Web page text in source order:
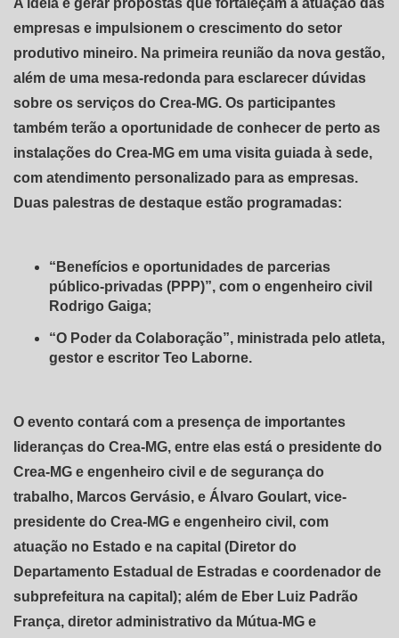
A ideia é gerar propostas que fortaleçam a atuação das
empresas e impulsionem o crescimento do setor
produtivo mineiro. Na primeira reunião da nova gestão,
além de uma mesa-redonda para esclarecer dúvidas
sobre os serviços do Crea-MG. Os participantes
também terão a oportunidade de conhecer de perto as
instalações do Crea-MG em uma visita guiada à sede,
com atendimento personalizado para as empresas.
Duas palestras de destaque estão programadas:
“Benefícios e oportunidades de parcerias
público-privadas (PPP)”, com o engenheiro civil
Rodrigo Gaiga;
“O Poder da Colaboração”, ministrada pelo atleta,
gestor e escritor Teo Laborne.
O evento contará com a presença de importantes
lideranças do Crea-MG, entre elas está o presidente do
Crea-MG e engenheiro civil e de segurança do
trabalho, Marcos Gervásio, e Álvaro Goulart, vice-
presidente do Crea-MG e engenheiro civil, com
atuação no Estado e na capital (Diretor do
Departamento Estadual de Estradas e coordenador de
subprefeitura na capital); além de Eber Luiz Padrão
França, diretor administrativo da Mútua-MG e